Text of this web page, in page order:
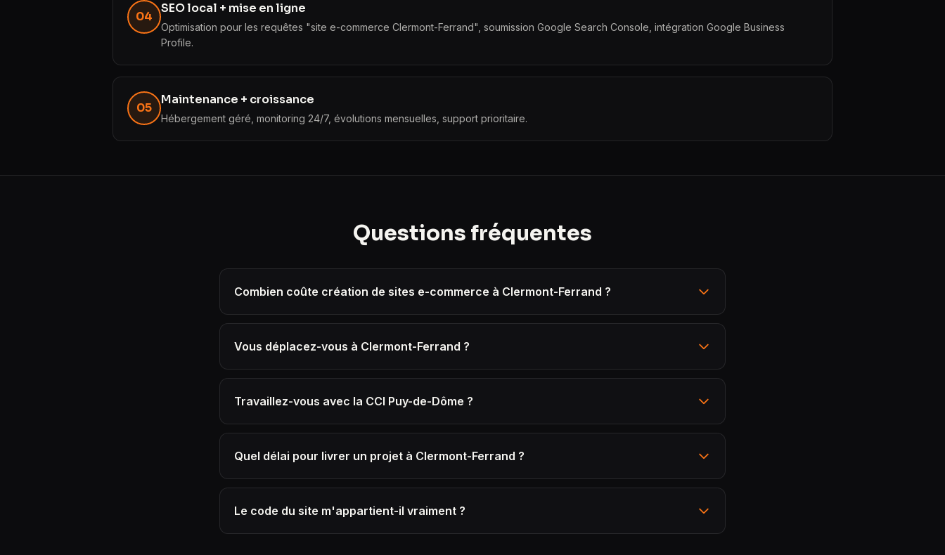
04
SEO local + mise en ligne
Optimisation pour les requêtes "site e-commerce Clermont-Ferrand", soumission Google Search Console, intégration Google Business
Profile.
05
Maintenance + croissance
Hébergement géré, monitoring 24/7, évolutions mensuelles, support prioritaire.
Questions fréquentes
Combien coûte création de sites e-commerce à Clermont-Ferrand ?
Vous déplacez-vous à Clermont-Ferrand ?
Travaillez-vous avec la CCI Puy-de-Dôme ?
Quel délai pour livrer un projet à Clermont-Ferrand ?
Le code du site m'appartient-il vraiment ?